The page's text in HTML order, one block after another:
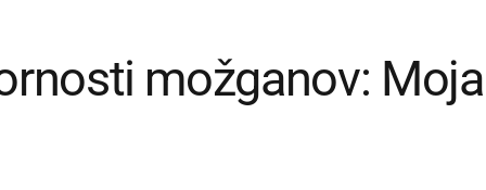
možganov: Moja